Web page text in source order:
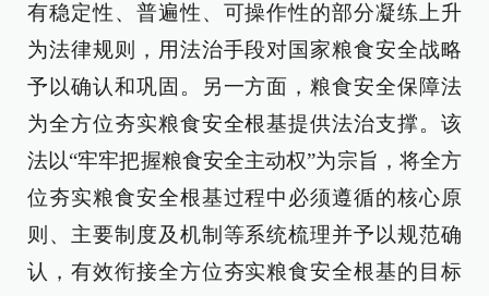
有稳定性、普遍性、可操作性的部分凝练上升
为法律规则，用法治手段对国家粮食安全战略
予以确认和巩固。另一方面，粮食安全保障法
为全方位夯实粮食安全根基提供法治支撑。该
法以“牢牢把握粮食安全主动权”为宗旨，将全方
位夯实粮食安全根基过程中必须遵循的核心原
则、主要制度及机制等系统梳理并予以规范确
认，有效衔接全方位夯实粮食安全根基的目标